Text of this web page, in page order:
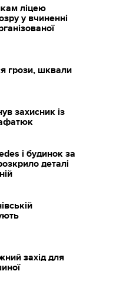
ліцею
у вчиненні
грози, шквали
захисник із
і будинок за
деталі
захід для